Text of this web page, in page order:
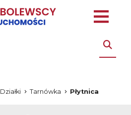
Działki Tarnówka Płytnica